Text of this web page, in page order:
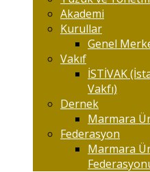
Akademi
Kurullar
Genel
Vakıf
İSTİVAK
Vakfı)
Dernek
Marmara
Federasyon
Marmara